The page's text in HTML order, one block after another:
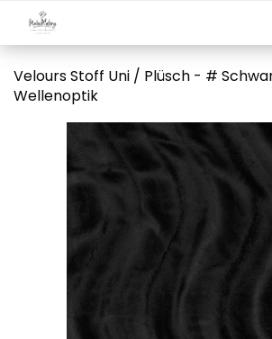
Velours Stoff Uni / Plüsch - #
Wellenoptik